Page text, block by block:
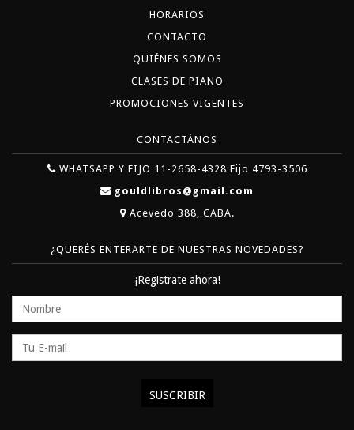
HORARIOS
CONTACTO
QUIÉNES SOMOS
CLASES DE PIANO
PROMOCIONES VIGENTES
CONTACTÁNOS
WHATSAPP Y FIJO 11-2658-4328 Fijo 4793-3506
gouldlibros@gmail.com
Acevedo 388, CABA.
¿QUERÉS ENTERARTE DE NUESTRAS NOVEDADES?
¡Registrate ahora!